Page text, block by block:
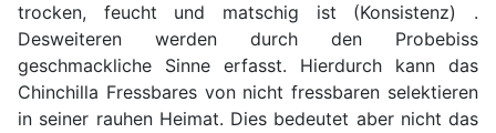
trocken, feucht und matschig ist (Konsistenz) .
Desweiteren werden durch den Probebiss
geschmackliche Sinne erfasst. Hierdurch kann das
Chinchilla Fressbares von nicht fressbaren selektieren
in seiner rauhen Heimat. Dies bedeutet aber nicht das